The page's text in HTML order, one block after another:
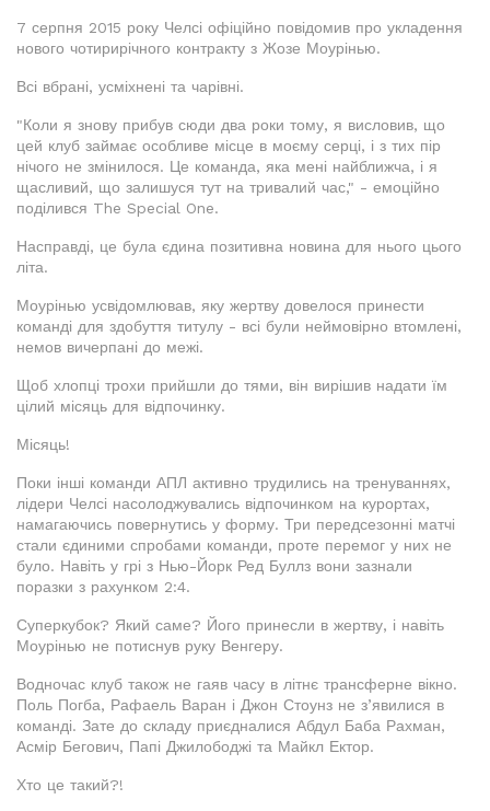
7 серпня 2015 року Челсі офіційно повідомив про укладення
нового чотирирічного контракту з Жозе Моурінью.
Всі вбрані, усміхнені та чарівні.
"Коли я знову прибув сюди два роки тому, я висловив, що
цей клуб займає особливе місце в моєму серці, і з тих пір
нічого не змінилося. Це команда, яка мені найближча, і я
щасливий, що залишуся тут на тривалий час," - емоційно
поділився The Special One.
Насправді, це була єдина позитивна новина для нього цього
літа.
Моурінью усвідомлював, яку жертву довелося принести
команді для здобуття титулу - всі були неймовірно втомлені,
немов вичерпані до межі.
Щоб хлопці трохи прийшли до тями, він вирішив надати їм
цілий місяць для відпочинку.
Місяць!
Поки інші команди АПЛ активно трудились на тренуваннях,
лідери Челсі насолоджувались відпочинком на курортах,
намагаючись повернутись у форму. Три передсезонні матчі
стали єдиними спробами команди, проте перемог у них не
було. Навіть у грі з Нью-Йорк Ред Буллз вони зазнали
поразки з рахунком 2:4.
Суперкубок? Який саме? Його принесли в жертву, і навіть
Моурінью не потиснув руку Венгеру.
Водночас клуб також не гаяв часу в літнє трансферне вікно.
Поль Погба, Рафаель Варан і Джон Стоунз не з’явилися в
команді. Зате до складу приєдналися Абдул Баба Рахман,
Асмір Бегович, Папі Джилободжі та Майкл Ектор.
Хто це такий?!